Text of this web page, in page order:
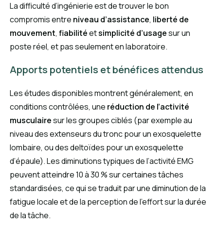
La difficulté d’ingénierie est de trouver le bon
compromis entre niveau d’assistance, liberté de
mouvement, fiabilitéetsimplicité d’usagesur un
poste réel, et pas seulement en laboratoire.
Apports potentiels et bénéfices attendus
Les études disponibles montrent généralement, en
conditions contrôlées, une réduction de l’activité
musculairesur les groupes ciblés (par exemple au
niveau des extenseurs du tronc pour un exosquelette
lombaire, ou des deltoïdes pour un exosquelette
d’épaule). Les diminutions typiques de l’activité EMG
peuvent atteindre 10 à 30 % sur certaines tâches
standardisées, ce qui se traduit par une diminution de la
fatigue locale et de la perception de l’effort sur la durée
de la tâche.